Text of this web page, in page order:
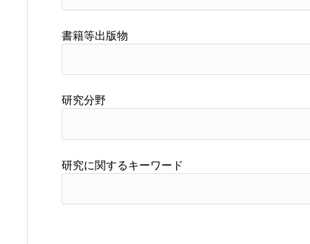
書籍等出版物
研究分野
研究に関するキーワード